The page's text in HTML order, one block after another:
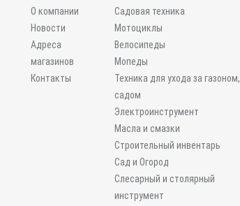
О компании
Новости
Адреса
магазинов
Контакты
Садовая техника
Мотоциклы
Велосипеды
Мопеды
Техника для ухода за газоном,
садом
Электроинструмент
Масла и смазки
Строительный инвентарь
Сад и Огород
Слесарный и столярный
инструмент